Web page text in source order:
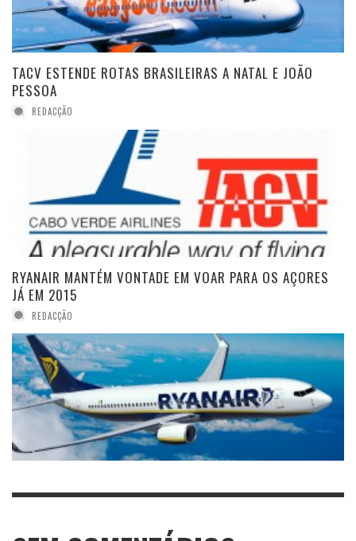
TACV ESTENDE ROTAS BRASILEIRAS A NATAL E JOÃO
PESSOA
REDACÇÃO
RYANAIR MANTÉM VONTADE EM VOAR PARA OS AÇORES
JÁ EM 2015
REDACÇÃO